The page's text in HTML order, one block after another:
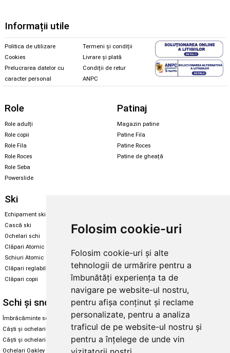
Folosim cookie-uri
Folosim cookie-uri și alte
tehnologii de urmărire pentru a
îmbunătăți experiența ta de
navigare pe website-ul nostru,
pentru afișa conținut și reclame
personalizate, pentru a analiza
traficul de pe website-ul nostru și
pentru a înțelege de unde vin
Informații utile
Politica de utilizare
Cookies
Prelucrarea datelor cu
caracter personal
Termeni și condiții
Livrare și plată
Condiții de retur
ANPC
Role
Role adulți
Role copii
Role Fila
Role Roces
Role Seba
Powerslide
Patinaj
Magazin patine
Patine Fila
Patine Roces
Patine de gheață
Ski
Echipament ski
Cască ski
Ochelari schi
Clăpari Atomic
Schiuri Atomic
Clăpari reglabili
Clăpari copii
Echipament snowboard
Skate & longboard
Santa Cruz
Enuff Skateboards
Schi și snowboard
Îmbrăcăminte schi și snowboard
Căști și ochelari de iarnă
Căști și ochelari Alpina
Ochelari Oakley
Diverse
Cum aleg rolele
Cum aleg ochelarii
Ochelari de soare Oakley
Ochelari de soare Alpina